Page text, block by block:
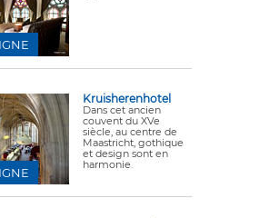
Kruisherenhotel
Dans cet ancien
couvent du XVe
siècle, au centre de
Maastricht, gothique
et design sont en
harmonie.